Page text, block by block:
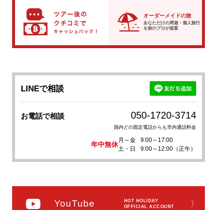
オーダーメイドの旅
あなただけの周遊・個人旅行
を旅のプロが提案
LINEで相談
お電話で相談 050-1720-3714
国内どの固定電話からも市内通話料金
年中無休
月～金
9:00～17:00
土・日
9:00～12:00（正午）
YouTube
HOT HOLIDAY
OFFICIAL ACCOUNT
〉